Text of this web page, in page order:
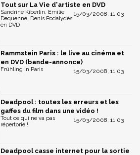
Tout sur La Vie d'artiste en DVD
15/03/2008, 11:03
Sandrine Kiberlin, Emilie
Dequenne, Denis Podalydès
en DVD
Rammstein Paris : le live au cinéma et
en DVD (bande-annonce)
15/03/2008, 11:03
Frühling in Paris
Deadpool : toutes les erreurs et les
gaffes du film dans une vidéo !
15/03/2008, 11:03
Tout ce qui ne va pas
répertorié !
Deadpool casse internet pour la sortie